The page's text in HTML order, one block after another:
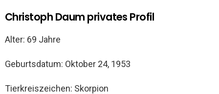
Christoph Daum privates Profil
Alter: 69 Jahre
Geburtsdatum: Oktober 24, 1953
Tierkreiszeichen: Skorpion